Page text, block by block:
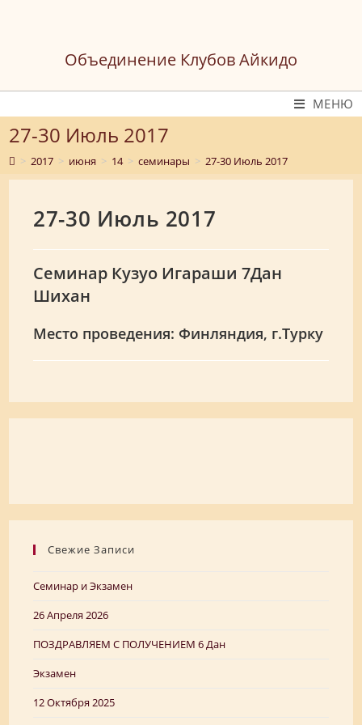
Объединение Клубов Айкидо
МЕНЮ
27-30 Июль 2017
> 2017 > июня > 14 > семинары > 27-30 Июль 2017
27-30 Июль 2017
Семинар Кузуо Игараши 7Дан
Шихан
Место проведения: Финляндия, г.Турку
Свежие Записи
Семинар и Экзамен
26 Апреля 2026
ПОЗДРАВЛЯЕМ C ПОЛУЧЕНИЕМ 6 Дан
Экзамен
12 Октября 2025